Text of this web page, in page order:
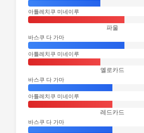
아틀레치쿠 미네이루
파울
바스쿠 다 가마
아틀레치쿠 미네이루
옐로카드
바스쿠 다 가마
아틀레치쿠 미네이루
레드카드
바스쿠 다 가마